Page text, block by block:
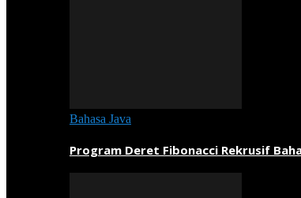
Bahasa Java
Program Deret Fibonacci Rekrusif